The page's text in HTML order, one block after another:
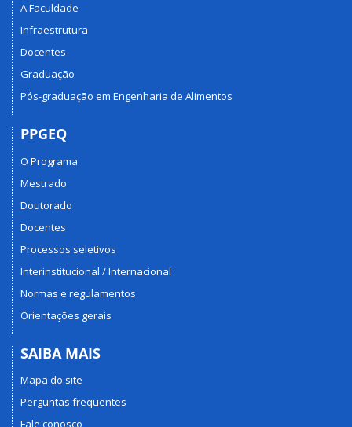
A Faculdade
Infraestrutura
Docentes
Graduação
Pós-graduação em Engenharia de Alimentos
PPGEQ
O Programa
Mestrado
Doutorado
Docentes
Processos seletivos
Interinstitucional / Internacional
Normas e regulamentos
Orientações gerais
SAIBA MAIS
Mapa do site
Perguntas frequentes
Fale conosco